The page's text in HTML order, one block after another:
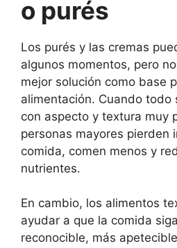
o purés
Los purés y las cremas
algunos momentos, pero
mejor solución como base
alimentación. Cuando todo
con aspecto y textura muy
personas mayores pierden
comida, comen menos y
nutrientes.
En cambio, los alimentos
ayudar a que la comida
reconocible, más